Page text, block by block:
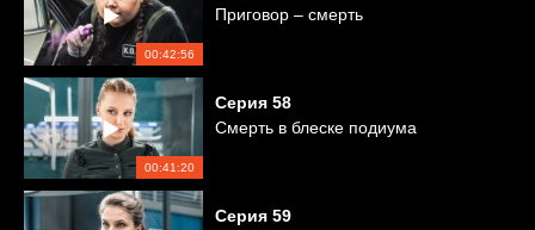
00:42:56
Приговор – смерть
00:41:20
Серия 58
Смерть в блеске подиума
Серия 59